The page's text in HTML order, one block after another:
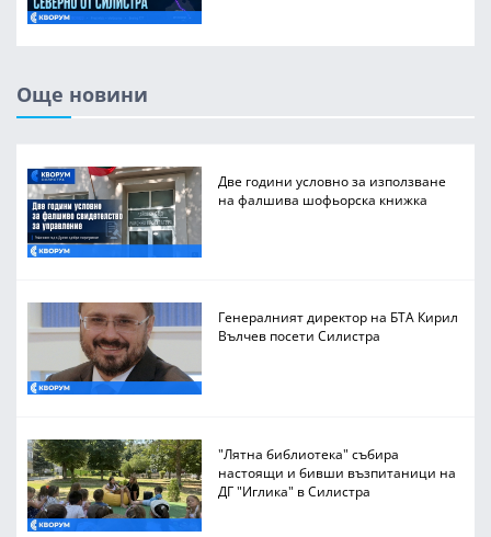
Още новини
Две години условно за използване
на фалшива шофьорска книжка
Генералният директор на БТА Кирил
Вълчев посети Силистра
"Лятна библиотека" събира
настоящи и бивши възпитаници на
ДГ "Иглика" в Силистра